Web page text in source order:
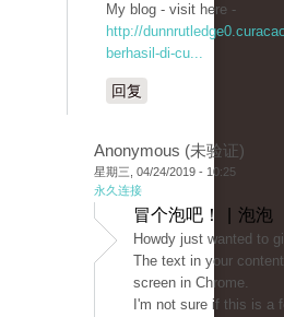
My blog - visit here -
http://
berhasil-di-cu...
回复
Anonymous (未验证)
星期三, 04/24/2019 - 10:25
永久连接
冒个泡吧！ | 泡泡
Howdy just wanted to
The text in your
screen in Chrome.
I'm not sure if this is a